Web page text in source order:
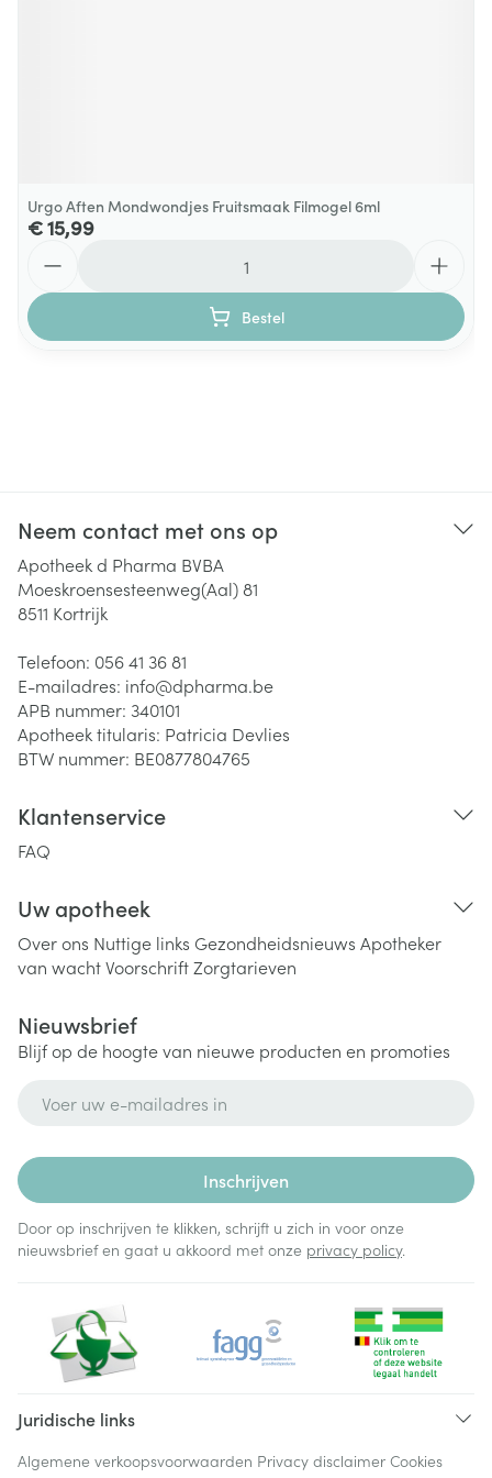
Urgo Aften Mondwondjes Fruitsmaak Filmogel 6ml
€ 15,99
Bestel
Neem contact met ons op
Apotheek d Pharma BVBA
Moeskroensesteenweg(Aal) 81
8511 Kortrijk
Telefoon: 056 41 36 81
E-mailadres: info@dpharma.be
APB nummer: 340101
Apotheek titularis: Patricia Devlies
BTW nummer: BE0877804765
Klantenservice
FAQ
Uw apotheek
Over ons Nuttige links Gezondheidsnieuws Apotheker
van wachtVoorschriftZorgtarieven
Nieuwsbrief
Blijf op de hoogte van nieuwe producten en promoties
Inschrijven
Door op inschrijven te klikken, schrijft u zich in voor onze
nieuwsbrief en gaat u akkoord met onze privacy policy.
Juridische links
Algemene verkoopsvoorwaarden Privacy disclaimer Cookies